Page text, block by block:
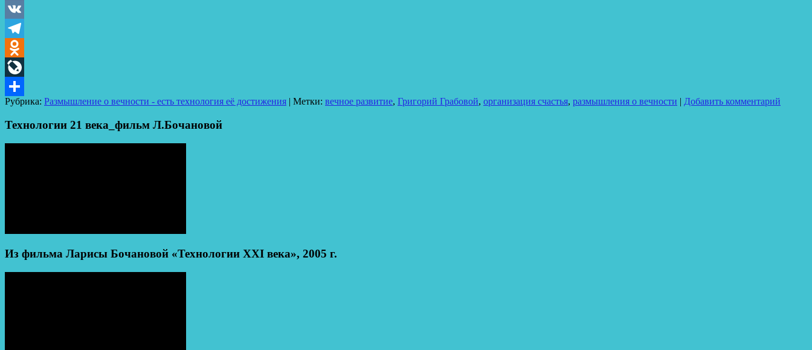
VK
Telegram
Odnoklassniki
LiveJournal
Отправить
Рубрика: Размышление о вечности - есть технология её достижения | Метки: вечное развитие, Григорий Грабовой, организация счастья, размышления о вечности | Добавить комментарий
Технологии 21 века_фильм Л.Бочановой
Из фильма Ларисы Бочановой «Технологии XXI века», 2005 г.